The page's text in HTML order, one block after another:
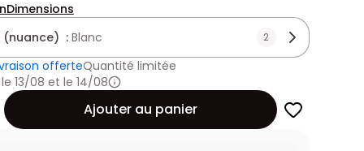
Dimensions
(nuance) : Blanc 2
offerteQuantité limitée
13/08 et le 14/08
Ajouter au panier